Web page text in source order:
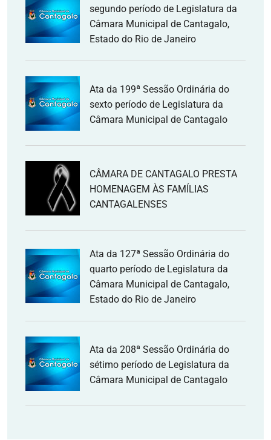
segundo período de Legislatura da
Câmara Municipal de Cantagalo,
Estado do Rio de Janeiro
Ata da 199ª Sessão Ordinária do
sexto período de Legislatura da
Câmara Municipal de Cantagalo
CÂMARA DE CANTAGALO PRESTA
HOMENAGEM ÀS FAMÍLIAS
CANTAGALENSES
Ata da 127ª Sessão Ordinária do
quarto período de Legislatura da
Câmara Municipal de Cantagalo,
Estado do Rio de Janeiro
Ata da 208ª Sessão Ordinária do
sétimo período de Legislatura da
Câmara Municipal de Cantagalo